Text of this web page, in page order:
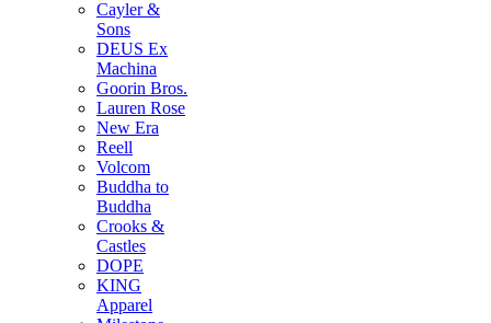
Cayler &
Sons
DEUS Ex
Machina
Goorin Bros.
Lauren Rose
New Era
Reell
Volcom
Buddha to
Buddha
Crooks &
Castles
DOPE
KING
Apparel